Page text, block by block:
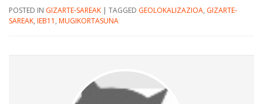
POSTED IN GIZARTE-SAREAK | TAGGED GEOLOKALIZAZIOA, GIZARTE-
SAREAK, IEB11 , MUGIKORTASUNA